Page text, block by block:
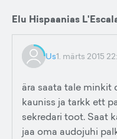
Elu Hispaanias
Us1. märts 2015
ära saata tale minkit
kauniss ja tarkk ett
sekredari toot. Saat
jaa oma audojuhi